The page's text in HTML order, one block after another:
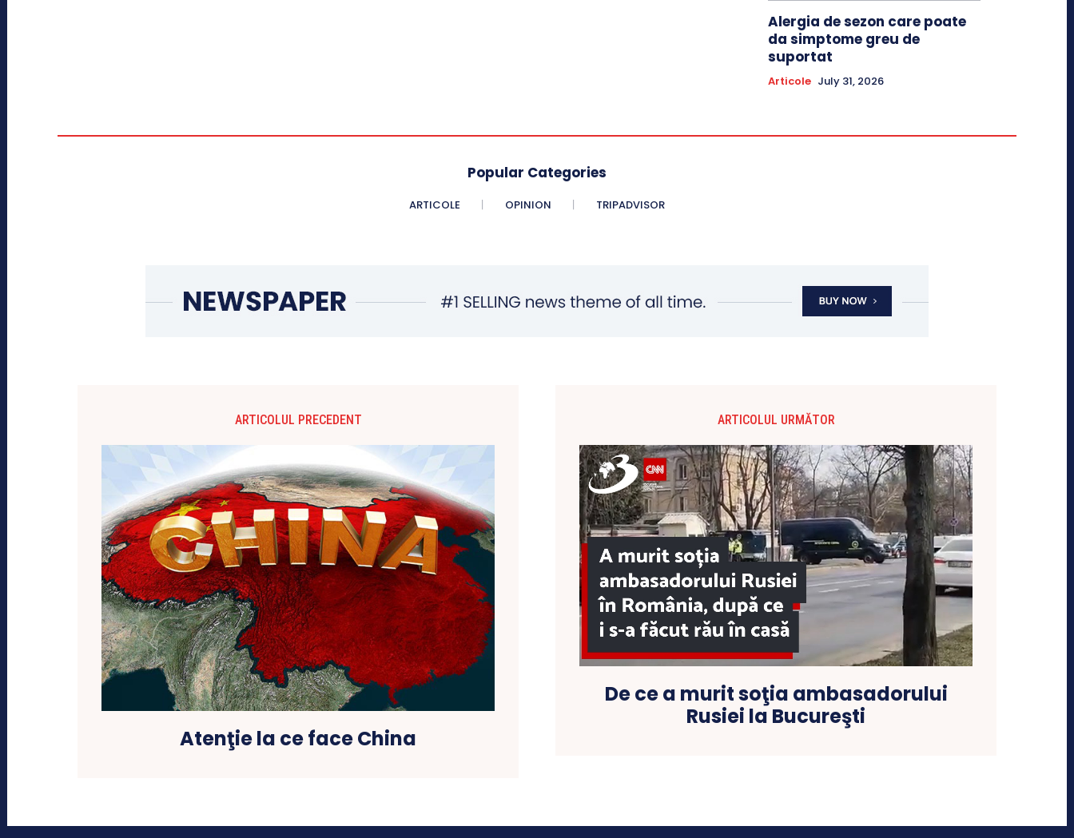
Alergia de sezon care poate
da simptome greu de
suportat
Articole July 31, 2026
Popular Categories
ARTICOLE OPINION TRIPADVISOR
ARTICOLUL PRECEDENT
Atenţie la ce face China
ARTICOLUL URMĂTOR
De ce a murit soţia ambasadorului
Rusiei la Bucureşti